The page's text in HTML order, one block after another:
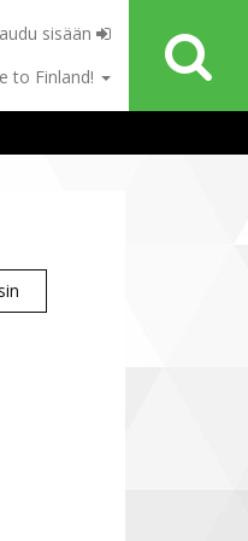
sisään
to Finland!